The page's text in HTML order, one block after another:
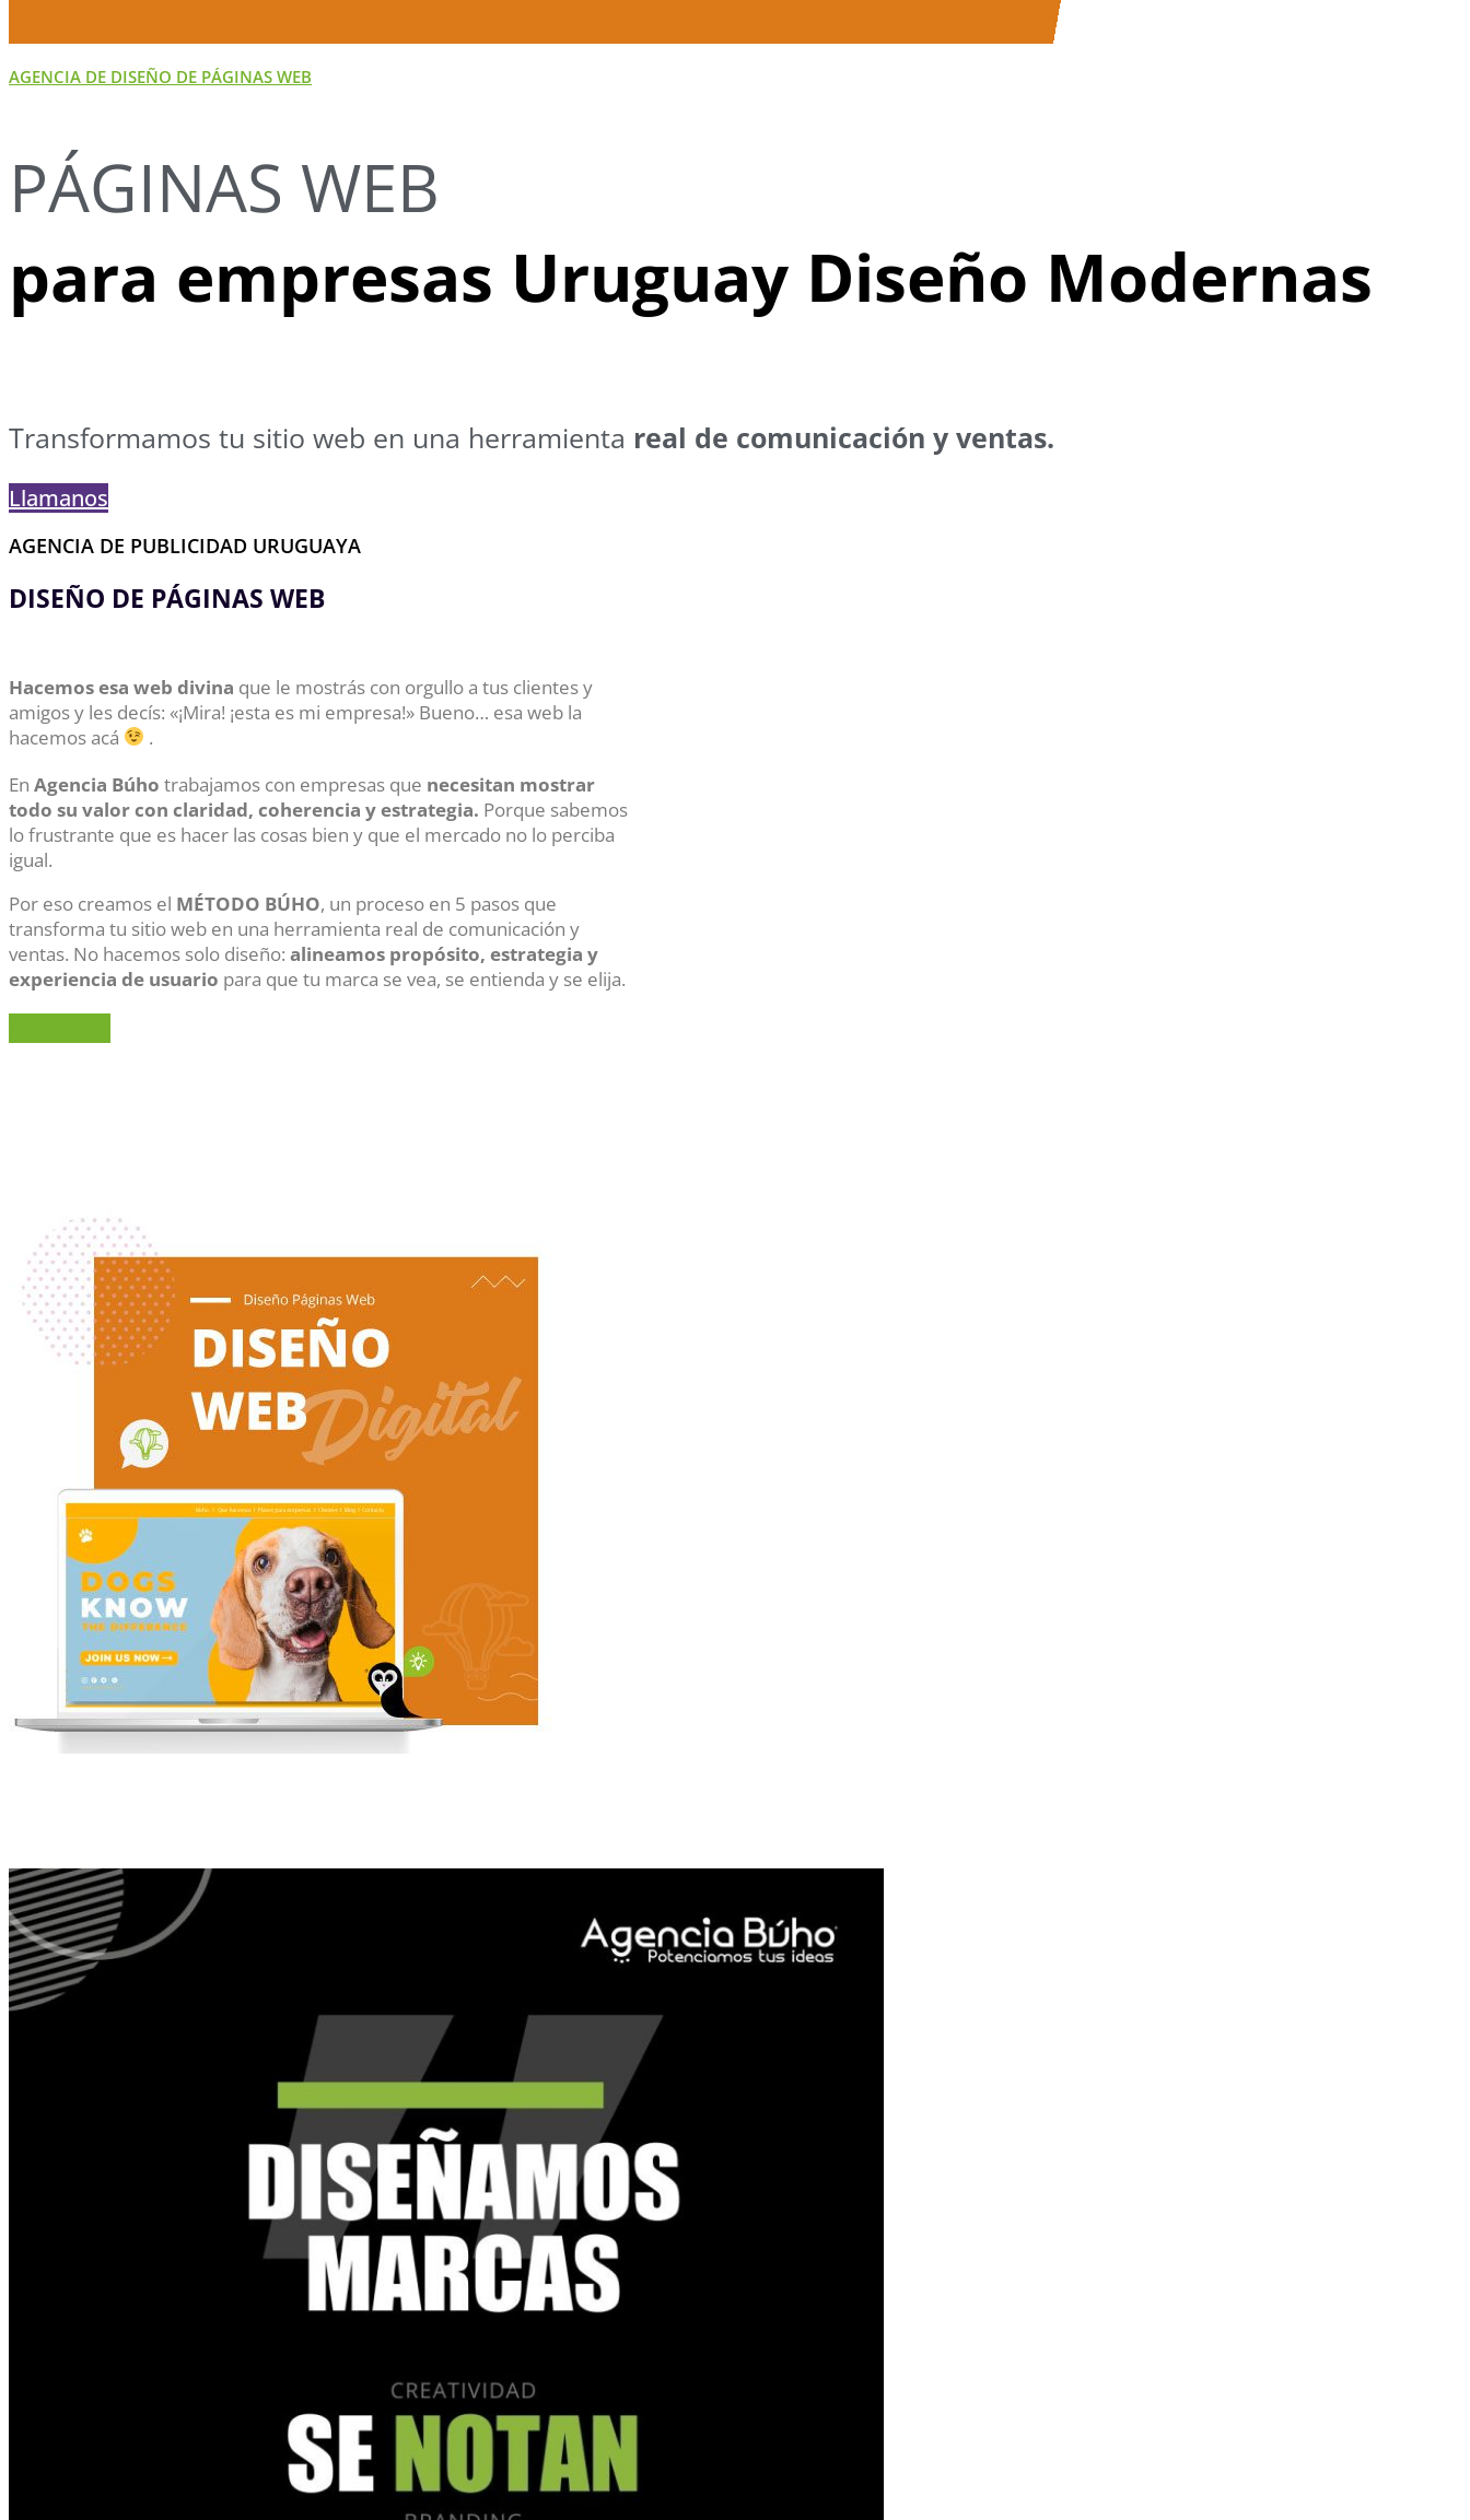
AGENCIA DE DISEÑO DE PÁGINAS WEB
PÁGINAS WEB
para empresas Uruguay Diseño Modernas
Transformamos tu sitio web en una herramienta real de comunicación y ventas.
Llamanos
AGENCIA DE PUBLICIDAD URUGUAYA
DISEÑO DE PÁGINAS WEB
Hacemos esa web divina que le mostrás con orgullo a tus clientes y
amigos y les decís: «¡Mira! ¡esta es mi empresa!» Bueno… esa web la
hacemos acá
.
En Agencia Búho trabajamos con empresas que necesitan mostrar
todo su valor con claridad, coherencia y estrategia. Porque sabemos
lo frustrante que es hacer las cosas bien y que el mercado no lo perciba
igual.
Por eso creamos el MÉTODO BÚHO, un proceso en 5 pasos que
transforma tu sitio web en una herramienta real de comunicación y
ventas. No hacemos solo diseño: alineamos propósito, estrategia y
experiencia de usuario para que tu marca se vea, se entienda y se elija.